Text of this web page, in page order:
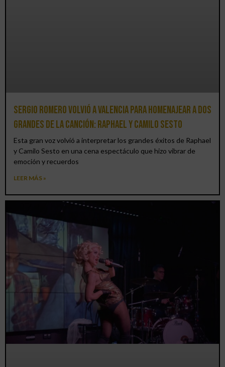
Sergio Romero volvió a Valencia para homenajear a dos
grandes de la canción: Raphael y Camilo Sesto
Esta gran voz volvió a interpretar los grandes éxitos de Raphael
y Camilo Sesto en una cena espectáculo que hizo vibrar de
emoción y recuerdos
LEER MÁS »